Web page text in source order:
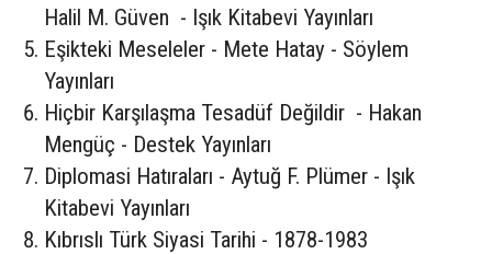
Halil M. Güven - Işık Kitabevi Yayınları
Eşikteki Meseleler - Mete Hatay - Söylem
Yayınları
Hiçbir Karşılaşma Tesadüf Değildir - Hakan
Mengüç - Destek Yayınları
Diplomasi Hatıraları - Aytuğ F. Plümer - Işık
Kitabevi Yayınları
Kıbrıslı Türk Siyasi Tarihi - 1878-1983